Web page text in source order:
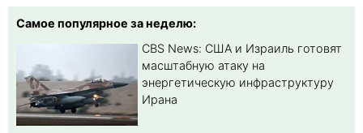
Самое популярное за неделю:
CBS News: США и Израиль готовят
масштабную атаку на
энергетическую инфраструктуру
Ирана